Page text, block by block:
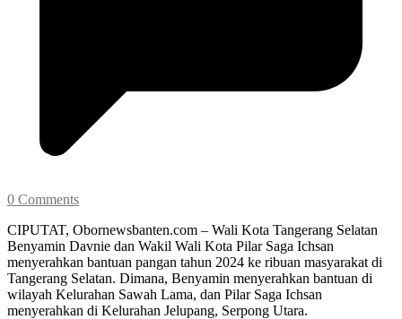
0 Comments
CIPUTAT, Obornewsbanten.com – Wali Kota Tangerang Selatan
Benyamin Davnie dan Wakil Wali Kota Pilar Saga Ichsan
menyerahkan bantuan pangan tahun 2024 ke ribuan masyarakat di
Tangerang Selatan. Dimana, Benyamin menyerahkan bantuan di
wilayah Kelurahan Sawah Lama, dan Pilar Saga Ichsan
menyerahkan di Kelurahan Jelupang, Serpong Utara.